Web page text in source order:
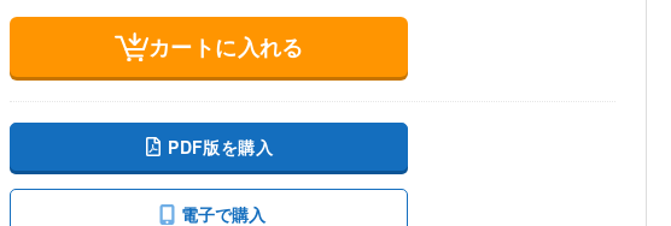
カートに入れる
PDF版を購入
電子で購入